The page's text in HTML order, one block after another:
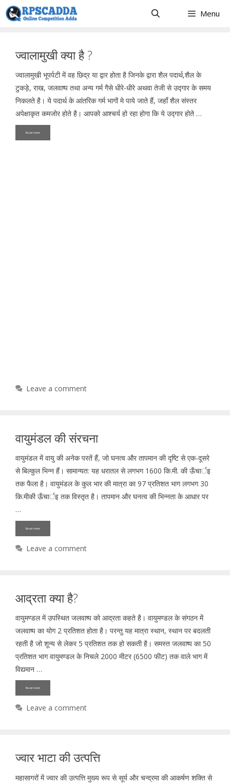
Skip
to
Menu
ज्वालामुखी क्या है ?
ज्वालामुखी भूपर्पटी में वह छिद्र या द्वार होता है जिनके द्वारा शैल पदार्थ,शैल के
टुकड़े, राख, जलवाष्प तथा अन्य गर्म गैसे धीरे-धीरे अथवा तेजी से उद्गार के समय
निकलते है। ये पदार्थ के आंतरिक गर्म भागों मे पाये जाते हैं, जहॉं शैल संस्तर
अपेक्षाकृत कमजोर होते है। आपको आश्चर्य हो रहा होगा कि ये उद्गार होते …
Read more
Leave a comment
वायुमंडल की संरचना
वायुमंडल में वायु की अनेक परतें हैं, जो घनत्व और तापमान की दृष्टि से एक-दूसरे
से बिल्कुल भिन्न हैं। सामान्यत: यह धरातल से लगभग 1600 कि.मी. की ऊँचार्इ
तक फैला है। वायुमंडल के कुल भार की मात्रा का 97 प्रतिशत भाग लगभग 30
कि.मीकी ऊँचार्इ तक विस्तृत है। तापमान और घनत्व की भिन्नता के आधार पर
…
Read more
Leave a comment
आद्रता क्या है?
वायुमण्डल में उपस्थित जलवाष्प को आद्रता कहते है। वायुमण्डल के संगठन में
जलवाष्प का योग 2 प्रतिशत होता है। परन्तु यह मात्रा स्थान, स्थान पर बदलती
रहती है जो शून्य से लेकर 5 प्रतिशत तक हो सकती है। समस्त जलवाष्प का 50
प्रतिशत भाग वायुमण्डल के निचले 2000 मीटर (6500 फीट) तक वाले भाग में
विद्यमान …
Read more
Leave a comment
ज्वार भाटा की उत्पत्ति
महासागरों में ज्वार की उत्पत्ति मुख्य रूप से सूर्य और चन्द्रमा की आकर्षण शक्ति से